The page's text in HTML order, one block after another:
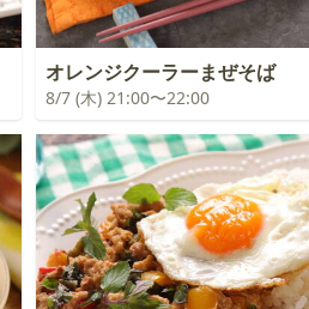
オレンジクーラーまぜそば
8/7 (木) 21:00〜22:00